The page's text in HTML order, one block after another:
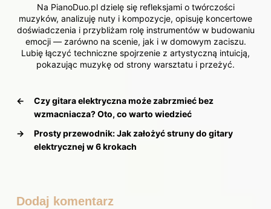
Na PianoDuo.pl dzielę się refleksjami o twórczości
muzyków, analizuję nuty i kompozycje, opisuję koncertowe
doświadczenia i przybliżam rolę instrumentów w budowaniu
emocji — zarówno na scenie, jak i w domowym zaciszu.
Lubię łączyć techniczne spojrzenie z artystyczną intuicją,
pokazując muzykę od strony warsztatu i przeżyć.
←
Czy gitara elektryczna może zabrzmieć bez
wzmacniacza? Oto, co warto wiedzieć
→
Prosty przewodnik: Jak założyć struny do gitary
elektrycznej w 6 krokach
Dodaj komentarz